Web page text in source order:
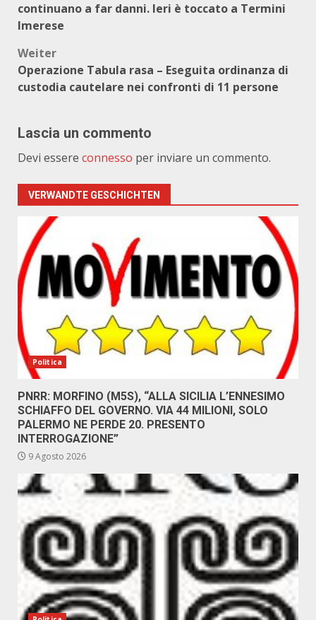
continuano a far danni. Ieri è toccato a Termini
Imerese
Weiter
Operazione Tabula rasa – Eseguita ordinanza di
custodia cautelare nei confronti di 11 persone
Lascia un commento
Devi essere connesso per inviare un commento.
VERWANDTE GESCHICHTEN
Politica
PNRR: MORFINO (M5S), “ALLA SICILIA L’ENNESIMO
SCHIAFFO DEL GOVERNO. VIA 44 MILIONI, SOLO
PALERMO NE PERDE 20. PRESENTO
INTERROGAZIONE”
9 Agosto 2026